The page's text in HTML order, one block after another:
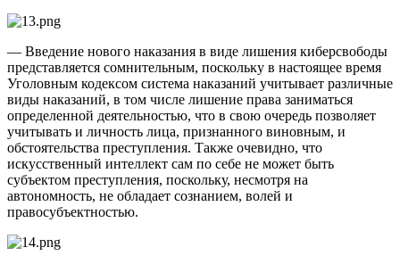
— Введение нового наказания в виде лишения киберсвободы
представляется сомнительным, поскольку в настоящее время
Уголовным кодексом система наказаний учитывает различные
виды наказаний, в том числе лишение права заниматься
определенной деятельностью, что в свою очередь позволяет
учитывать и личность лица, признанного виновным, и
обстоятельства преступления. Также очевидно, что
искусственный интеллект сам по себе не может быть
субъектом преступления, поскольку, несмотря на
автономность, не обладает сознанием, волей и
правосубъектностью.